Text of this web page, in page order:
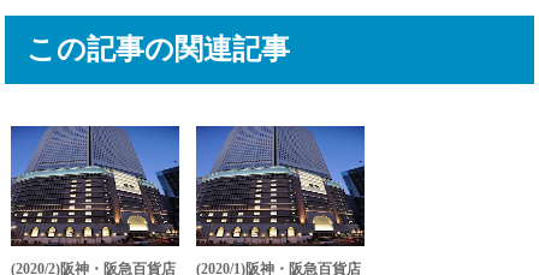
この記事の関連記事
(2020/2)阪神・阪急百貨店 (2020/1)阪神・阪急百貨店